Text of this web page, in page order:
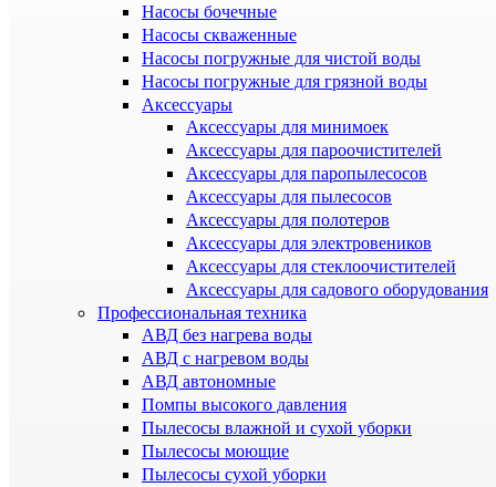
Насосы бочечные
Насосы скваженные
Насосы погружные для чистой воды
Насосы погружные для грязной воды
Аксессуары
Аксессуары для минимоек
Аксессуары для пароочистителей
Аксессуары для паропылесосов
Аксессуары для пылесосов
Аксессуары для полотеров
Аксессуары для электровеников
Аксессуары для стеклоочистителей
Аксессуары для садового оборудования
Профессиональная техника
АВД без нагрева воды
АВД с нагревом воды
АВД автономные
Помпы высокого давления
Пылесосы влажной и сухой уборки
Пылесосы моющие
Пылесосы сухой уборки